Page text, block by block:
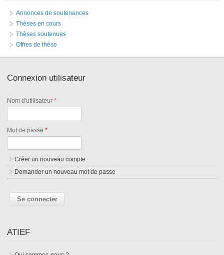
Annonces de soutenances
Thèses en cours
Thèses soutenues
Offres de thèse
Connexion utilisateur
Nom d'utilisateur*
Mot de passe*
Créer un nouveau compte
Demander un nouveau mot de passe
ATIEF